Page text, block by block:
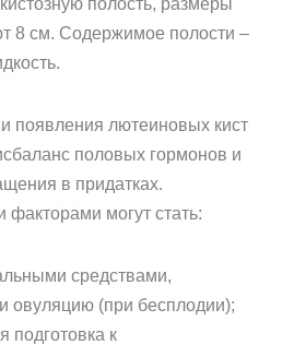
полость, размеры
8 см. Содержимое полости –
появления лютеиновых кист
половых гормонов и
в придатках.
могут стать:
средствами,
овуляцию (при бесплодии);
подготовка к